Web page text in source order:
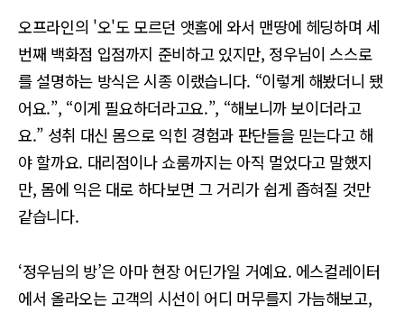
오프라인의 '오'도 모르던 앳홈에 와서 맨땅에 헤딩하며 세
번째 백화점 입점까지 준비하고 있지만, 정우님이 스스로
를 설명하는 방식은 시종 이랬습니다. “이렇게 해봤더니 됐
어요.”, “이게 필요하더라고요.”, “해보니까 보이더라고
요.” 성취 대신 몸으로 익힌 경험과 판단들을 믿는다고 해
야 할까요. 대리점이나 쇼룸까지는 아직 멀었다고 말했지
만, 몸에 익은 대로 하다보면 그 거리가 쉽게 좁혀질 것만
같습니다.
‘정우님의 방’은 아마 현장 어딘가일 거예요. 에스컬레이터
에서 올라오는 고객의 시선이 어디 머무를지 가늠해보고,